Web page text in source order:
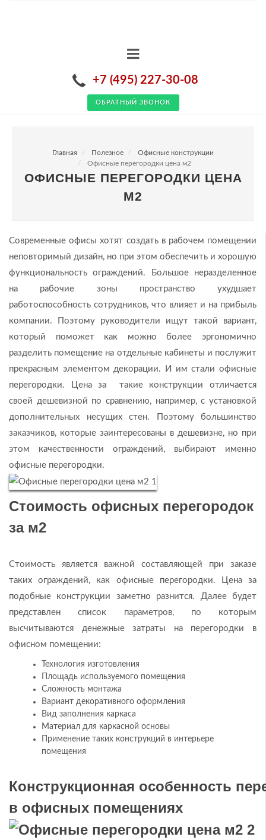
+7 (495) 227-30-08
ОБРАТНЫЙ ЗВОНОК
Главная Полезное
Офисные конструкции
Офисные перегородки цена м2
ОФИСНЫЕ ПЕРЕГОРОДКИ ЦЕНА
М2
Современные офисы хотят создать в рабочем помещении
неповторимый дизайн, но при этом обеспечить и хорошую
функциональность ограждений. Большое неразделенное
на рабочие зоны пространство ухудшает
работоспособность сотрудников, что влияет и на прибыль
компании. Поэтому руководители ищут такой вариант,
который поможет как можно более эргономично
разделить помещение на отдельные кабинеты и послужит
прекрасным элементом декорации. И им стали офисные
перегородки. Цена за такие конструкции отличается
своей дешевизной по сравнению, например, с установкой
дополнительных несущих стен. Поэтому большинство
заказчиков, которые заинтересованы в дешевизне, но при
этом качественности ограждений, выбирают именно
офисные перегородки.
Стоимость офисных перегородок
за м2
Стоимость является важной составляющей при заказе
таких ограждений, как офисные перегородки. Цена за
подобные конструкции заметно разнится. Далее будет
представлен список параметров, по которым
высчитываются денежные затраты на перегородки в
офисном помещении:
Технология изготовления
Площадь используемого помещения
Сложность монтажа
Вариант декоративного оформления
Вид заполнения каркаса
Материал для каркасной основы
Применение таких конструкций в интерьере
помещения
Конструкционная особенность
в офисных помещениях